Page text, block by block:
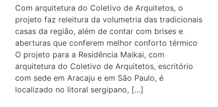
Com arquitetura do Coletivo de Arquitetos, o
projeto faz releitura da volumetria das tradicionais
casas da região, além de contar com brises e
aberturas que conferem melhor conforto térmico
O projeto para a Residência Maikai, com
arquitetura do Coletivo de Arquitetos, escritório
com sede em Aracaju e em São Paulo, é
localizado no litoral sergipano, […]